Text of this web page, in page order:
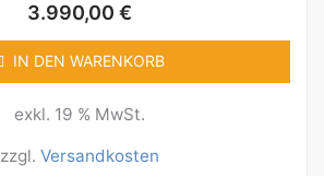
3.990,00 €
IN DEN WARENKORB
exkl. 19 % MwSt.
zzgl. Versandkosten